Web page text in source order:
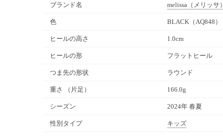
ブランド名 melissa （メリッサ）
色 BLACK（AQ848）
ヒールの高さ 1.0cm
ヒールの形 フラットヒール
つま先の形状 ラウンド
重さ （片足） 166.0g
シーズン 2024年 春夏
性別タイプ キッズ